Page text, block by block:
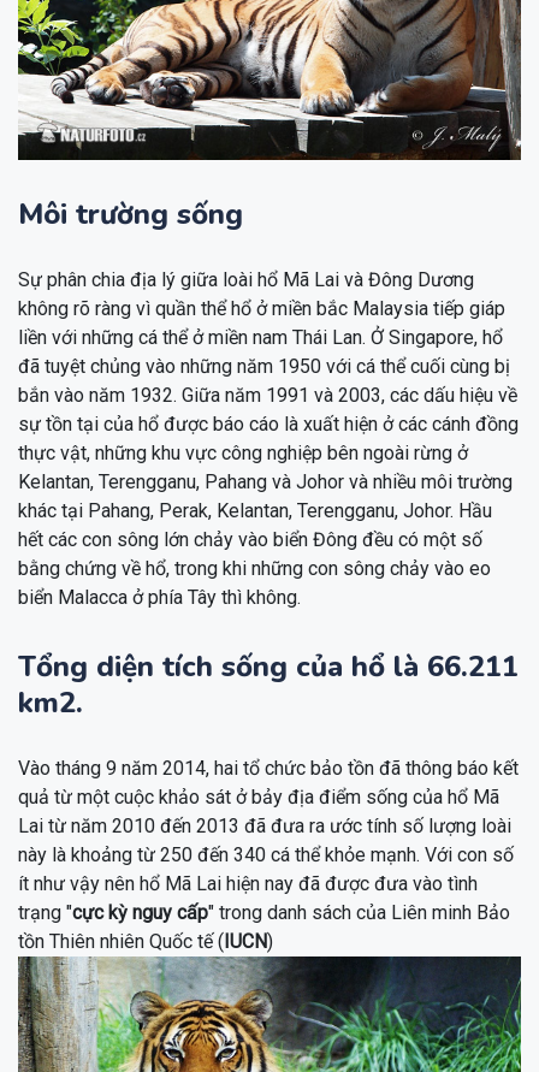
Môi trường sống
Sự phân chia địa lý giữa loài hổ Mã Lai và Đông Dương
không rõ ràng vì quần thể hổ ở miền bắc Malaysia tiếp giáp
liền với những cá thể ở miền nam Thái Lan. Ở Singapore, hổ
đã tuyệt chủng vào những năm 1950 với cá thể cuối cùng bị
bắn vào năm 1932. Giữa năm 1991 và 2003, các dấu hiệu về
sự tồn tại của hổ được báo cáo là xuất hiện ở các cánh đồng
thực vật, những khu vực công nghiệp bên ngoài rừng ở
Kelantan, Terengganu, Pahang và Johor và nhiều môi trường
khác tại Pahang, Perak, Kelantan, Terengganu, Johor. Hầu
hết các con sông lớn chảy vào biển Đông đều có một số
bằng chứng về hổ, trong khi những con sông chảy vào eo
biển Malacca ở phía Tây thì không.
Tổng diện tích sống của hổ là 66.211
km2.
Vào tháng 9 năm 2014, hai tổ chức bảo tồn đã thông báo kết
quả từ một cuộc khảo sát ở bảy địa điểm sống của hổ Mã
Lai từ năm 2010 đến 2013 đã đưa ra ước tính số lượng loài
này là khoảng từ 250 đến 340 cá thể khỏe mạnh. Với con số
ít như vậy nên hổ Mã Lai hiện nay đã được đưa vào tình
trạng "cực kỳ nguy cấp" trong danh sách của Liên minh Bảo
tồn Thiên nhiên Quốc tế (IUCN)